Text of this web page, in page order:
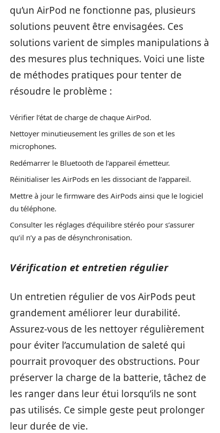
qu’un AirPod ne fonctionne pas, plusieurs
solutions peuvent être envisagées. Ces
solutions varient de simples manipulations à
des mesures plus techniques. Voici une liste
de méthodes pratiques pour tenter de
résoudre le problème :
Vérifier l’état de charge de chaque AirPod.
Nettoyer minutieusement les grilles de son et les
microphones.
Redémarrer le Bluetooth de l’appareil émetteur.
Réinitialiser les AirPods en les dissociant de l’appareil.
Mettre à jour le firmware des AirPods ainsi que le logiciel
du téléphone.
Consulter les réglages d’équilibre stéréo pour s’assurer
qu’il n’y a pas de désynchronisation.
Vérification et entretien régulier
Un entretien régulier de vos AirPods peut
grandement améliorer leur durabilité.
Assurez-vous de les nettoyer régulièrement
pour éviter l’accumulation de saleté qui
pourrait provoquer des obstructions. Pour
préserver la charge de la batterie, tâchez de
les ranger dans leur étui lorsqu’ils ne sont
pas utilisés. Ce simple geste peut prolonger
leur durée de vie.